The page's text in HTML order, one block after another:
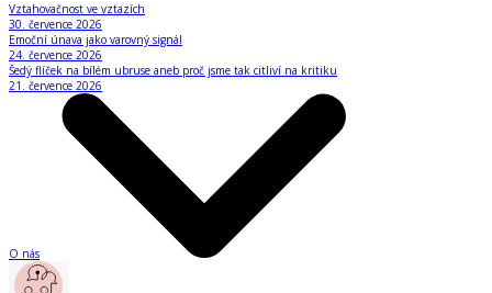
Vztahovačnost ve vztazích
30. července 2026
Emoční únava jako varovný signál
24. července 2026
Šedý flíček na bílém ubruse aneb proč jsme tak citliví na kritiku
21. července 2026
O nás